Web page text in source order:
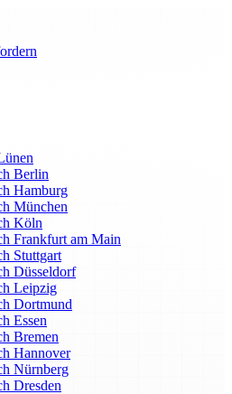
Berlin
Hamburg
München
Köln
Frankfurt am Main
Stuttgart
Düsseldorf
Leipzig
Dortmund
Essen
Bremen
Hannover
Nürnberg
Dresden